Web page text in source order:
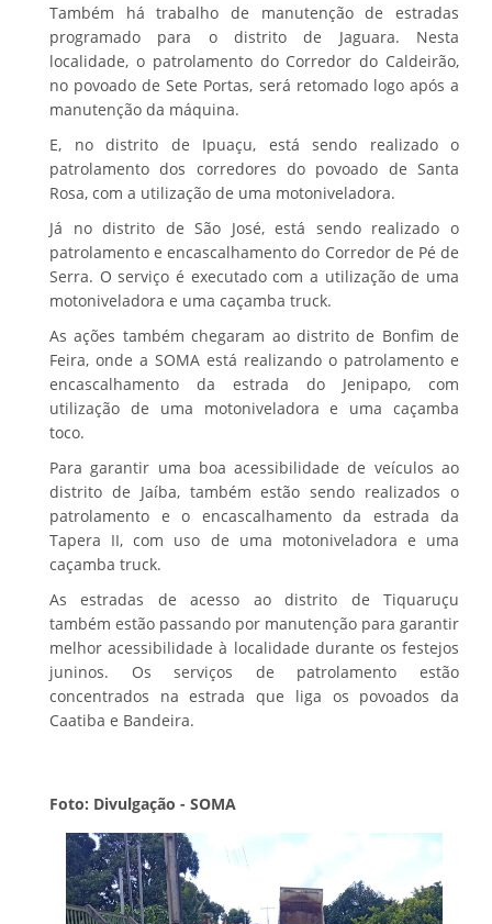
Também há trabalho de manutenção de estradas
programado para o distrito de Jaguara. Nesta
localidade, o patrolamento do Corredor do Caldeirão,
no povoado de Sete Portas, será retomado logo após a
manutenção da máquina.
E, no distrito de Ipuaçu, está sendo realizado o
patrolamento dos corredores do povoado de Santa
Rosa, com a utilização de uma motoniveladora.
Já no distrito de São José, está sendo realizado o
patrolamento e encascalhamento do Corredor de Pé de
Serra. O serviço é executado com a utilização de uma
motoniveladora e uma caçamba truck.
As ações também chegaram ao distrito de Bonfim de
Feira, onde a SOMA está realizando o patrolamento e
encascalhamento da estrada do Jenipapo, com
utilização de uma motoniveladora e uma caçamba
toco.
Para garantir uma boa acessibilidade de veículos ao
distrito de Jaíba, também estão sendo realizados o
patrolamento e o encascalhamento da estrada da
Tapera II, com uso de uma motoniveladora e uma
caçamba truck.
As estradas de acesso ao distrito de Tiquaruçu
também estão passando por manutenção para garantir
melhor acessibilidade à localidade durante os festejos
juninos. Os serviços de patrolamento estão
concentrados na estrada que liga os povoados da
Caatiba e Bandeira.
Foto: Divulgação - SOMA